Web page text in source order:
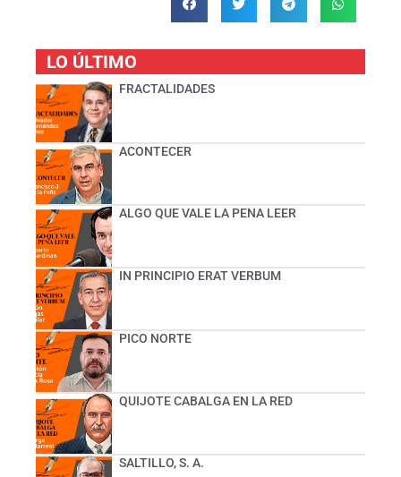
LO ÚLTIMO
FRACTALIDADES
ACONTECER
ALGO QUE VALE LA PENA LEER
IN PRINCIPIO ERAT VERBUM
PICO NORTE
QUIJOTE CABALGA EN LA RED
SALTILLO, S. A.